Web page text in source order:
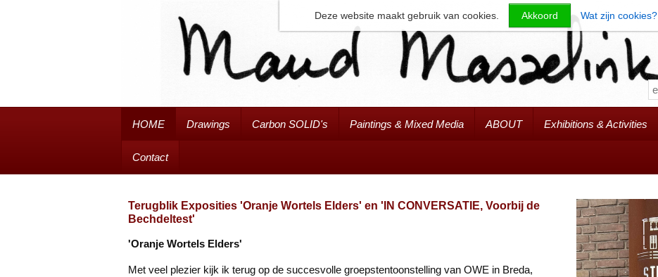
HOME Drawings Carbon SOLID's Paintings & Mixed Media ABOUT Exhibitions & Activities
Contact
Terugblik Exposities 'Oranje Wortels Elders' en 'IN CONVERSATIE, Voorbij de
Bechdeltest'
'Oranje Wortels Elders'
Met veel plezier kijk ik terug op de succesvolle groepstentoonstelling van OWE in Breda,
Deze website maakt gebruik van cookies. Akkoord Wat zijn cookies?